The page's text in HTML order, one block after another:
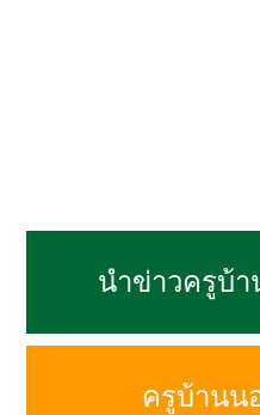
นำข่าวครูบ้า
ครูบ้านน